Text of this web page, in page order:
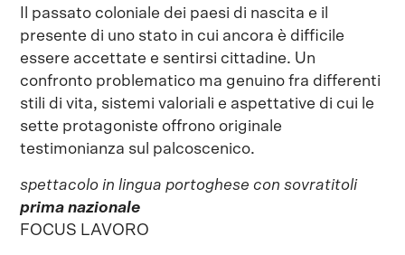
Il passato coloniale dei paesi di nascita e il
presente di uno stato in cui ancora è difficile
essere accettate e sentirsi cittadine. Un
confronto problematico ma genuino fra differenti
stili di vita, sistemi valoriali e aspettative di cui le
sette protagoniste offrono originale
testimonianza sul palcoscenico.
spettacolo in lingua portoghese con sovratitoli
prima nazionale
FOCUS LAVORO